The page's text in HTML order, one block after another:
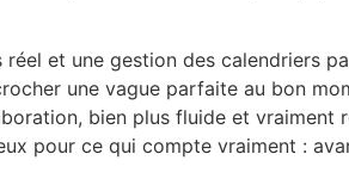
et une gestion des calendriers
une vague parfaite au bon
bien plus fluide et vraiment
pour ce qui compte vraiment :